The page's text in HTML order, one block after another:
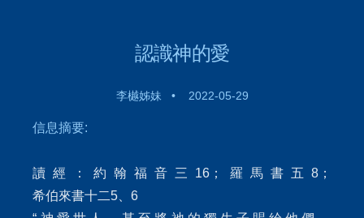
認識神的愛
李樾姊妹 • 2022-05-29
信息摘要:
讀經：約翰福音三16；羅馬書五8；
希伯來書十二5、6